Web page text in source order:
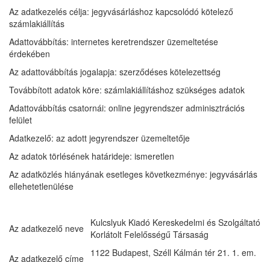
Az adatkezelés célja: jegyvásárláshoz kapcsolódó kötelező
számlakiállítás
Adattovábbítás: internetes keretrendszer üzemeltetése
érdekében
Az adattovábbítás jogalapja: szerződéses kötelezettség
Továbbított adatok köre: számlakiállításhoz szükséges adatok
Adattovábbítás csatornái: online jegyrendszer adminisztrációs
felület
Adatkezelő: az adott jegyrendszer üzemeltetője
Az adatok törlésének határideje: ismeretlen
Az adatközlés hiányának esetleges következménye: jegyvásárlás
ellehetetlenülése
Az adatkezelő neve Kulcslyuk Kiadó Kereskedelmi és Szolgáltató
Korlátolt Felelősségű Társaság
Az adatkezelő címe 1122 Budapest, Széll Kálmán tér 21. 1. em.